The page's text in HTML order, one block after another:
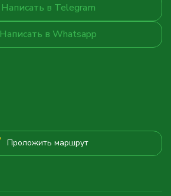
Написать в Telegram
Написать в Whatsapp
Проложить маршрут